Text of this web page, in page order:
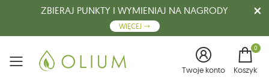
ZBIERAJ PUNKTY I WYMIENIAJ NA NAGRODY
WIĘCEJ
Menu Twoje konto
0
Koszyk